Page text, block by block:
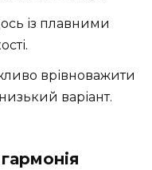
із плавними
врівноважити
варіант.